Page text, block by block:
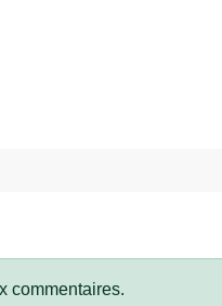
commentaires.